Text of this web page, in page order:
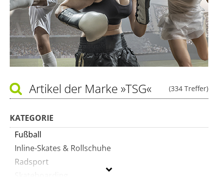
(334 Treffer)
Artikel der Marke »TSG«
KATEGORIE
Fußball
Inline-Skates & Rollschuhe
Radsport